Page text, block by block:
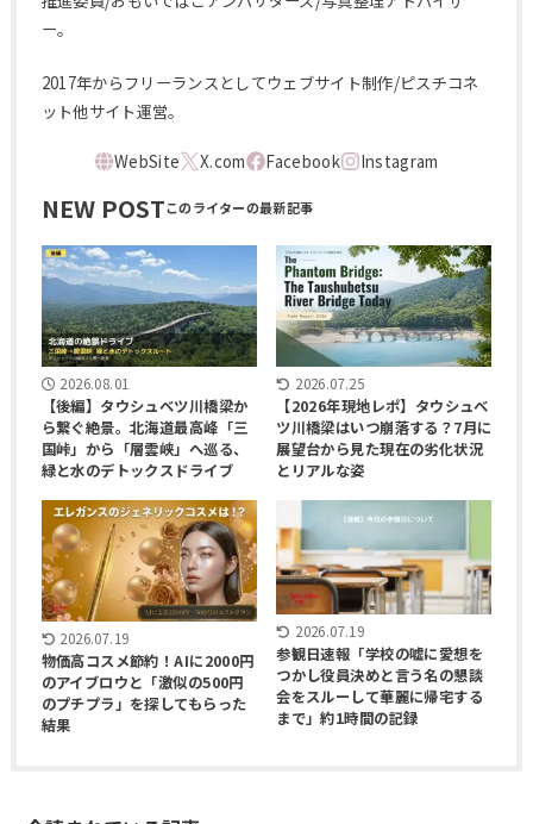
ー。
2017年からフリーランスとしてウェブサイト制作/ピスチコネ
ット他サイト運営。
NEW POST
2026.08.01
【後編】タウシュベツ川橋梁か
ら繋ぐ絶景。北海道最高峰「三
国峠」から「層雲峡」へ巡る、
緑と水のデトックスドライブ
2026.07.25
【2026年現地レポ】タウシュベ
ツ川橋梁はいつ崩落する？7月に
展望台から見た現在の劣化状況
とリアルな姿
2026.07.19
物価高コスメ節約！AIに2000円
のアイブロウと「激似の500円
のプチプラ」を探してもらった
結果
2026.07.19
参観日速報「学校の嘘に愛想を
つかし役員決めと言う名の懇談
会をスルーして華麗に帰宅する
まで」約1時間の記録